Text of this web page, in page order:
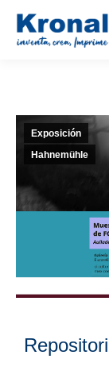
Exposición
Hahnemühle